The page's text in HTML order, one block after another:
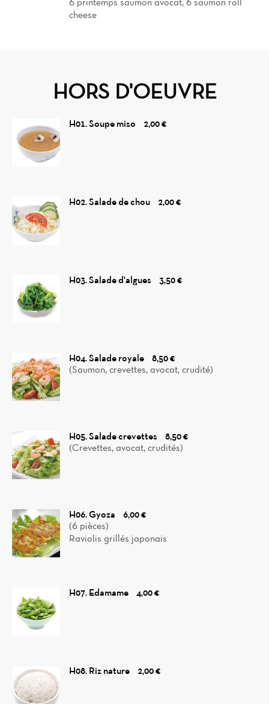
cheese
HORS D'OEUVRE
H01. Soupe miso 2,00 €
H02. Salade de chou 2,00 €
H03. Salade d'algues 3,50 €
H04. Salade royale
8,50 €
(Saumon, crevettes, avocat, crudité)
H05. Salade crevettes
8,50 €
(Crevettes, avocat, crudités)
H06. Gyoza
6,00 €
(6 pièces)
Raviolis grillés japonais
H07. Edamame 4,00 €
H08. Riz nature 2,00 €